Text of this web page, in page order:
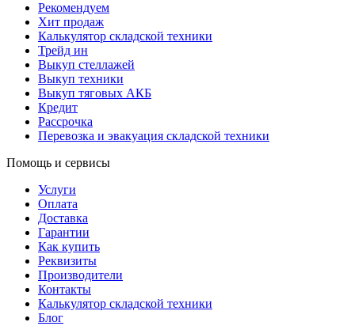
Рекомендуем
Хит продаж
Калькулятор складской техники
Трейд ин
Выкуп стеллажей
Выкуп техники
Выкуп тяговых АКБ
Кредит
Рассрочка
Перевозка и эвакуация складской техники
Помощь и сервисы
Услуги
Оплата
Доставка
Гарантии
Как купить
Реквизиты
Производители
Контакты
Калькулятор складской техники
Блог